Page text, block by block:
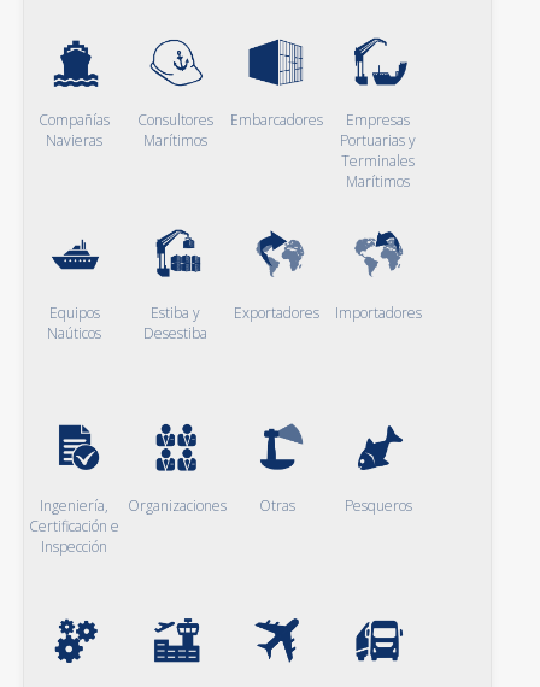
Compañías
Navieras
Consultores
Marítimos
Embarcadores
Empresas
Portuarias y
Terminales
Marítimos
Equipos
Naúticos
Estiba y
Desestiba
Exportadores Importadores
Ingeniería,
Certificación e
Inspección
Organizaciones Otras Pesqueros